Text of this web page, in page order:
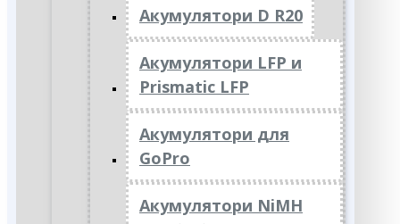
Акумулятори D R20
Акумулятори LFP и
Prismatic LFP
Акумулятори для
GoPro
Акумулятори NiMH